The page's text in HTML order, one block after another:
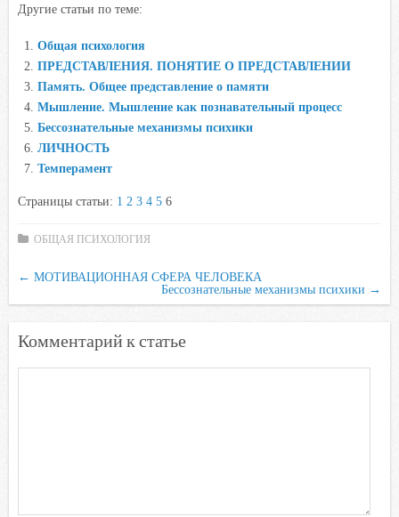
c
b
o
o
k
i
t
e
r
a
s
A
p
p
.
R
u
k
l
a
s
Другие статьи по теме:
Общая психология
ПРЕДСТАВЛЕНИЯ. ПОНЯТИЕ О ПРЕДСТАВЛЕНИИ
Память. Общее представление о памяти
Мышление. Мышление как познавательный процесс
Бессознательные механизмы психики
ЛИЧНОСТЬ
Темперамент
Страницы статьи: 1 2 3 4 5 6
ОБЩАЯ ПСИХОЛОГИЯ
← МОТИВАЦИОННАЯ СФЕРА ЧЕЛОВЕКА
Бессознательные механизмы психики →
Комментарий к статье